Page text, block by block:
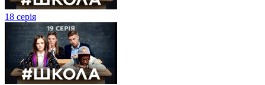
18 серія